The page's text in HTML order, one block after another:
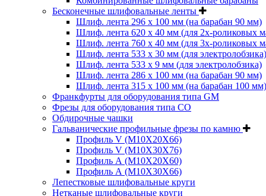
Бесконечные шлифовальные ленты
Шлиф. лента 296 х 100 мм (на барабан 90 мм)
Шлиф. лента 620 х 40 мм (для 2х-роликовых
Шлиф. лента 760 х 40 мм (для 3х-роликовых
Шлиф. лента 533 х 30 мм (для электролобзика)
Шлиф. лента 533 х 9 мм (для электролобзика)
Шлиф. лента 286 х 100 мм (на барабан 90 мм)
Шлиф. лента 315 х 100 мм (на барабан 100 мм)
Франкфурты для оборудования типа GM
Фрезы для оборудования типа СО
Обдирочные чашки
Гальванические профильные фрезы по камню
Профиль V (M10X20X66)
Профиль V (M10X30X76)
Профиль А (М10Х20Х60)
Профиль А (М10Х30Х66)
Лепестковые шлифовальные круги
Нетканые шлифовальные круги